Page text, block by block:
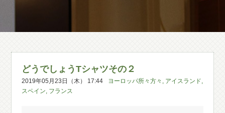
どうでしょうTシャツその２
2019年05月23日（木） 17:44 ヨーロッパ所々方々 , アイスランド,
スペイン, フランス